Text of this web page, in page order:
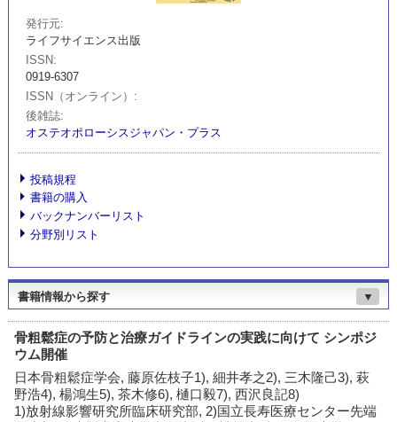
発行元
ライフサイエンス出版
ISSN
0919-6307
ISSN（オンライン）
後雑誌
オステオポローシスジャパン・プラス
投稿規程
書籍の購入
バックナンバーリスト
分野別リスト
書籍情報から探す ▼
骨粗鬆症の予防と治療ガイドラインの実践に向けて シンポジ
ウム開催
日本骨粗鬆症学会, 藤原佐枝子1), 細井孝之2), 三木隆己3), 萩
野浩4), 楊鴻生5), 茶木修6), 樋口毅7), 西沢良記8)
1)放射線影響研究所臨床研究部, 2)国立長寿医療センター先端